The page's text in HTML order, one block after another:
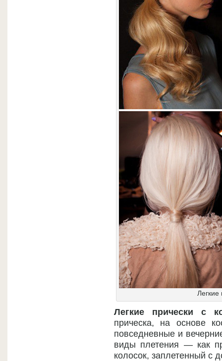
Легкие
Легкие прически с
прическа, на основе
повседневные и
виды плетения — как
колосок, заплетенный с